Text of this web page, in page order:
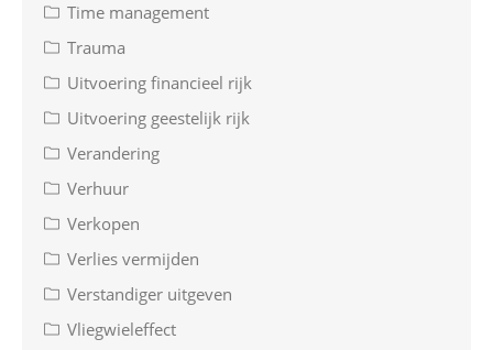
Time management
Trauma
Uitvoering financieel rijk
Uitvoering geestelijk rijk
Verandering
Verhuur
Verkopen
Verlies vermijden
Verstandiger uitgeven
Vliegwieleffect